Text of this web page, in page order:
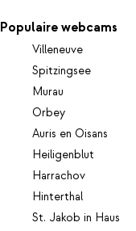
Populaire webcams
Villeneuve
Spitzingsee
Murau
Orbey
Auris en Oisans
Heiligenblut
Harrachov
Hinterthal
St. Jakob in Haus